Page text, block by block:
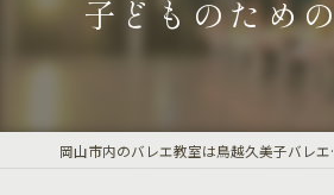
子どものため
岡山市